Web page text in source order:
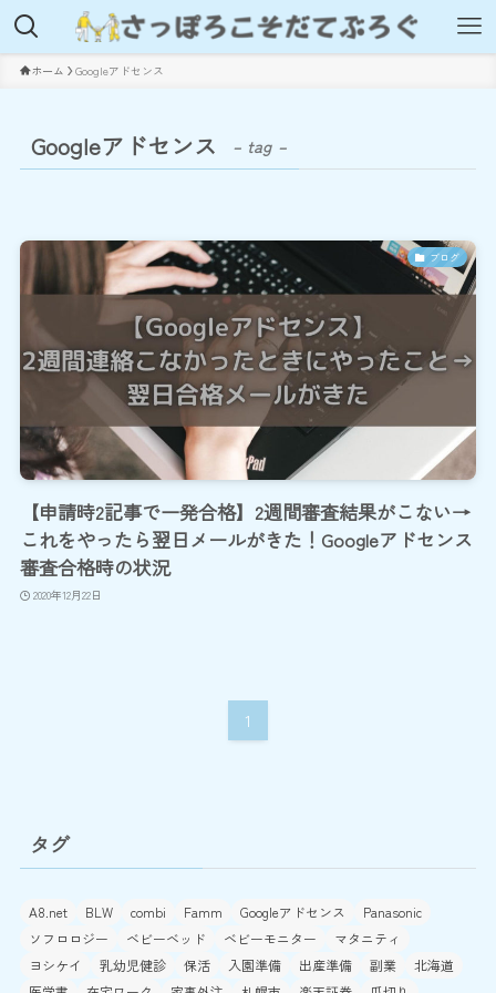
ホーム Googleアドセンス
Googleアドセンス – tag –
ブログ
【申請時2記事で一発合格】2週間審査結果がこない→
これをやったら翌日メールがきた！Googleアドセンス
審査合格時の状況
2020年12月22日
1
タグ
A8.net BLW combi Famm Googleアドセンス
Panasonic
ソフロロジー
ベビーベッド ベビーモニター
マタニティ
ヨシケイ
乳幼児健診 保活 入園準備 出産準備 副業
北海道